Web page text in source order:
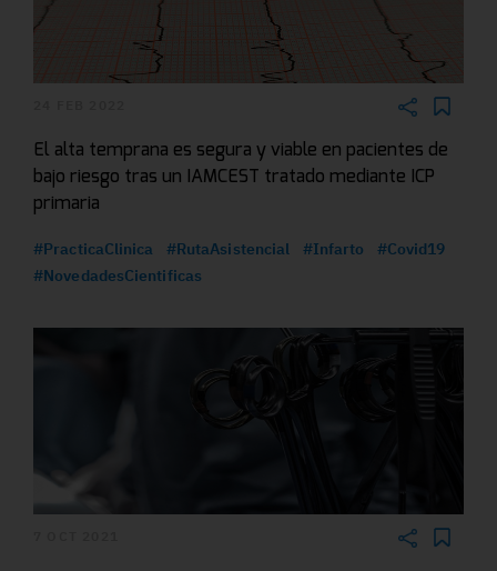
El alta temprana es segura y viable en pacientes de
bajo riesgo tras un IAMCEST tratado mediante ICP
primaria
#PracticaClinica #RutaAsistencial #Infarto
#Covid19
#NovedadesCientificas